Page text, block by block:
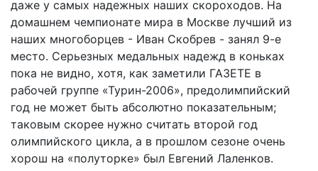
даже у самых надежных наших скороходов. На
домашнем чемпионате мира в Москве лучший из
наших многоборцев - Иван Скобрев - занял 9-е
место. Серьезных медальных надежд в коньках
пока не видно, хотя, как заметили ГАЗЕТЕ в
рабочей группе «Турин-2006», предолимпийский
год не может быть абсолютно показательным;
таковым скорее нужно считать второй год
олимпийского цикла, а в прошлом сезоне очень
хорош на «полуторке» был Евгений Лаленков.